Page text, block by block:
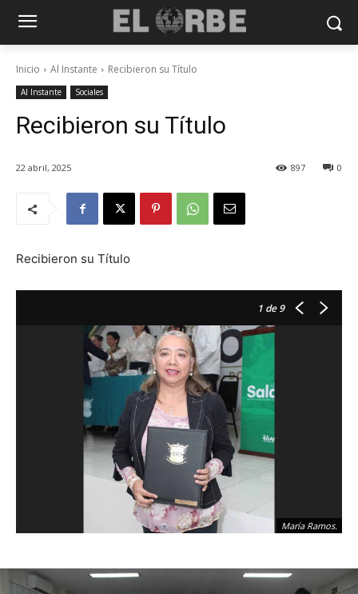
Inicio Al Instante Recibieron su Título
Al Instante Sociales
Recibieron su Título
22 abril, 2025 0
897
Recibieron su Título
1 de 9
María Ramos.